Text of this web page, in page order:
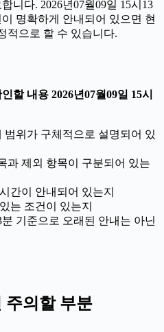
니다. 2026년07월09일 15시13
명확하게 안내되어 있으면 현
적으로 할 수 있습니다.
할 내용 2026년07월09일 15시
범위가 구체적으로 설명되어 있
과 제외 항목이 구분되어 있는
간이 안내되어 있는지
는 조건이 있는지
분 기준으로 오래된 안내는 아닌
주의할 부분